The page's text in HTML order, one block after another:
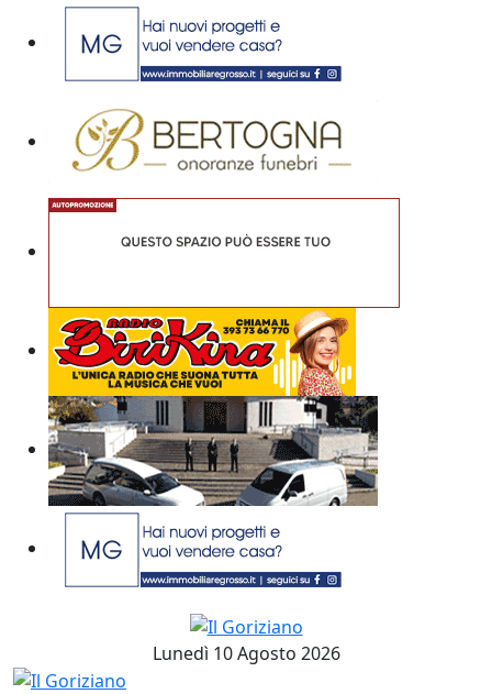
Lunedì 10 Agosto 2026